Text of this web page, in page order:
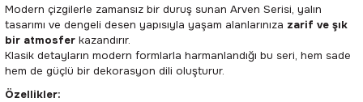
Modern çizgilerle zamansız bir duruş sunan Arven Serisi, yalın
tasarımı ve dengeli desen yapısıyla yaşam alanlarınıza zarif ve şık
bir atmosfer kazandırır.
Klasik detayların modern formlarla harmanlandığı bu seri, hem sade
hem de güçlü bir dekorasyon dili oluşturur.
Özellikler: